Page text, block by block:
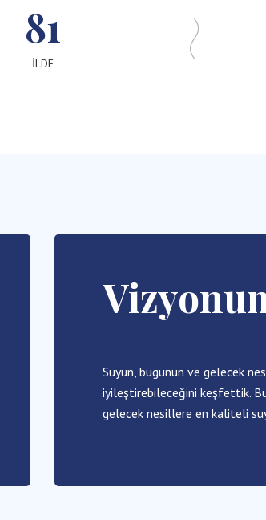
81
İLDE
Suyun, bugünün ve gelecek
iyileştirebileceğini keşfettik.
gelecek nesillere en kaliteli